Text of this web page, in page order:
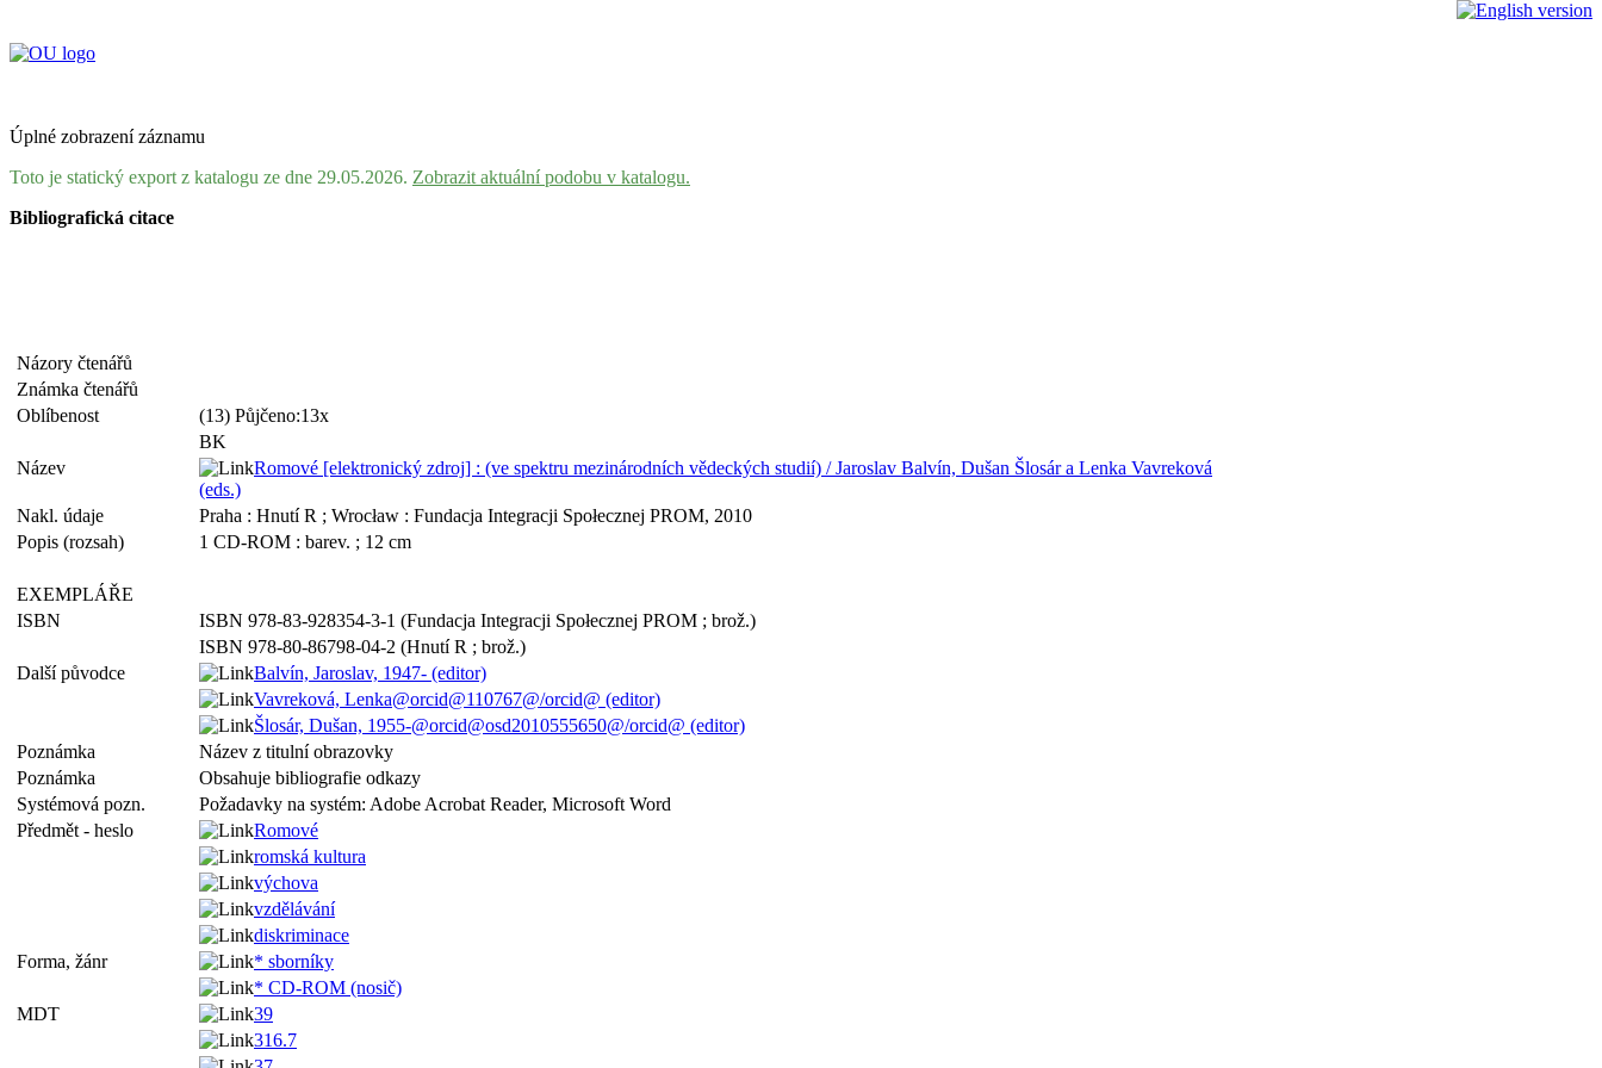
Úplné zobrazení záznamu
Toto je statický export z katalogu ze dne 29.05.2026. Zobrazit aktuální podobu v katalogu.
Bibliografická citace
Názory čtenářů
Známka čtenářů
Oblíbenost
(13) Půjčeno:13x
BK
Název
Romové [elektronický zdroj] : (ve spektru mezinárodních vědeckých studií) / Jaroslav Balvín, Dušan Šlosár a Lenka Vavreková
(eds.)
Nakl. údaje
Praha : Hnutí R ; Wrocław : Fundacja Integracji Społecznej PROM, 2010
Popis (rozsah)
1 CD-ROM : barev. ; 12 cm
EXEMPLÁŘE
ISBN
ISBN 978-83-928354-3-1 (Fundacja Integracji Społecznej PROM ; brož.)
ISBN 978-80-86798-04-2 (Hnutí R ; brož.)
Další původce
Balvín, Jaroslav, 1947- (editor)
Vavreková, Lenka@orcid@110767@/orcid@ (editor)
Šlosár, Dušan, 1955-@orcid@osd2010555650@/orcid@ (editor)
Poznámka
Název z titulní obrazovky
Poznámka
Obsahuje bibliografie odkazy
Systémová pozn.
Požadavky na systém: Adobe Acrobat Reader, Microsoft Word
Předmět - heslo
Romové
romská kultura
výchova
vzdělávání
diskriminace
Forma, žánr
* sborníky
* CD-ROM (nosič)
MDT
39
316.7